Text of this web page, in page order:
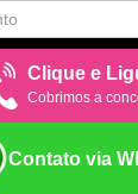
Clique e
Cobrimos a
Contato via